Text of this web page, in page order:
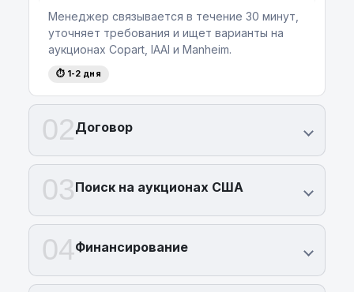
Менеджер связывается в течение 30 минут,
уточняет требования и ищет варианты на
аукционах Copart, IAAI и Manheim.
⏱ 1-2 дня
02Договор
03Поиск на аукционах США
04Финансирование